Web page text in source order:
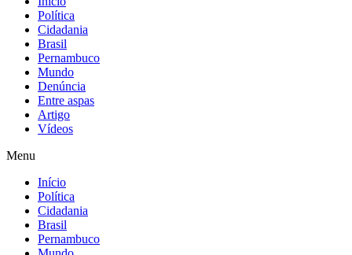
Política
Cidadania
Brasil
Pernambuco
Mundo
Denúncia
Entre aspas
Artigo
Vídeos
Menu
Início
Política
Cidadania
Brasil
Pernambuco